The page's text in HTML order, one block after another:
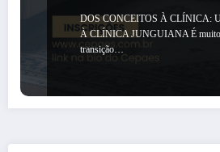
DOS CONCEITOS À CLÍNICA:
À CLÍNICA JUNGUIANA É muito
transição…